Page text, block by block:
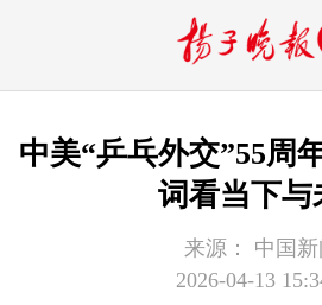
中美“乒乓外交”55周
词看当下与
来源：
中国新
2026-04-13